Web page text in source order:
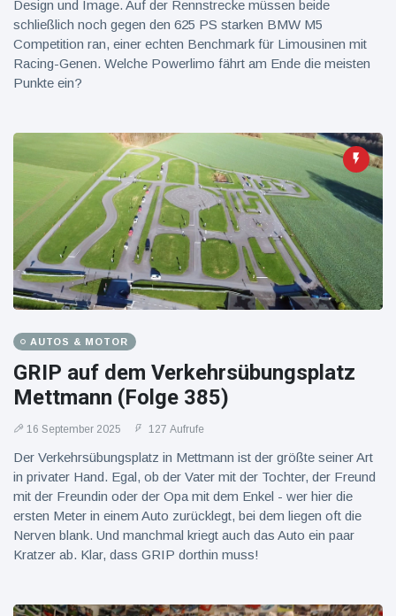
Design und Image. Auf der Rennstrecke müssen beide
schließlich noch gegen den 625 PS starken BMW M5
Competition ran, einer echten Benchmark für Limousinen mit
Racing-Genen. Welche Powerlimo fährt am Ende die meisten
Punkte ein?
AUTOS & MOTOR
GRIP auf dem Verkehrsübungsplatz
Mettmann (Folge 385)
16 September 2025 127 Aufrufe
Der Verkehrsübungsplatz in Mettmann ist der größte seiner Art
in privater Hand. Egal, ob der Vater mit der Tochter, der Freund
mit der Freundin oder der Opa mit dem Enkel - wer hier die
ersten Meter in einem Auto zurücklegt, bei dem liegen oft die
Nerven blank. Und manchmal kriegt auch das Auto ein paar
Kratzer ab. Klar, dass GRIP dorthin muss!